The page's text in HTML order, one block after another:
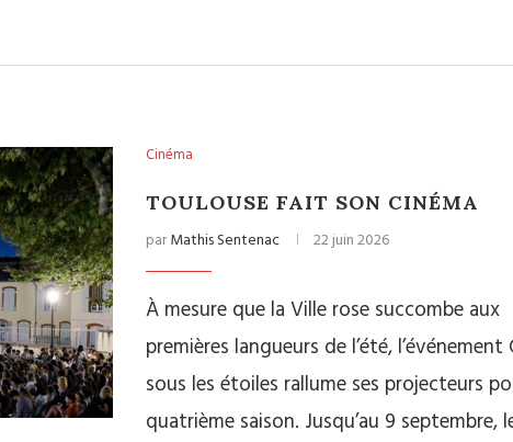
Cinéma
TOULOUSE FAIT SON CINÉMA
parMathis Sentenac 22 juin 2026
À mesure que la Ville rose succombe aux
premières langueurs de l’été, l’événement
sous les étoiles rallume ses projecteurs
quatrième saison. Jusqu’au 9 septembre,